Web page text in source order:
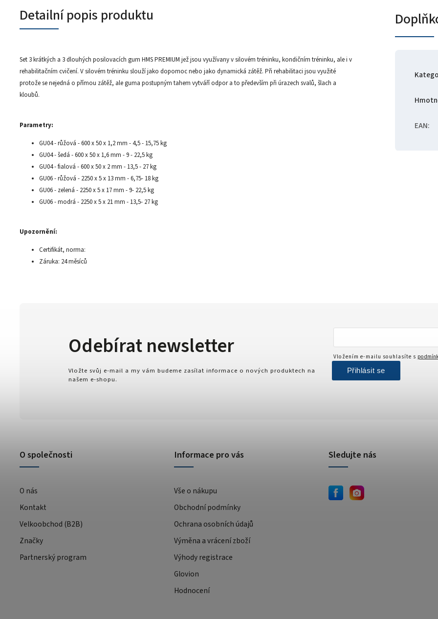
Detailní popis produktu
Set 3 krátkých a 3 dlouhých posilovacích gum HMS PREMIUM jež jsou využívany v silovém tréninku, kondičním tréninku, ale i v
rehabilitačním cvičení. V silovém tréninku slouží jako dopomoc nebo jako dynamická zátěž. Při rehabilitaci jsou využité
protože se nejedná o přímou zátěž, ale guma postupným tahem vytváří odpor a to především při úrazech svalů, šlach a
kloubů.
Parametry:
GU04 - růžová - 600 x 50 x 1,2 mm - 4,5 - 15,75 kg
GU04 - šedá - 600 x 50 x 1,6 mm - 9 - 22,5 kg
GU04 - fialová - 600 x 50 x 2 mm - 13,5 - 27 kg
GU06 - růžová - 2250 x 5 x 13 mm - 6,75- 18 kg
GU06 - zelená - 2250 x 5 x 17 mm - 9- 22,5 kg
GU06 - modrá - 2250 x 5 x 21 mm - 13,5- 27 kg
Upozornění:
Certifikát, norma:
Záruka: 24 měsíců
EAN:
O společnosti
O nás
Kontakt
Velkoobchod (B2B)
Značky
Partnerský program
Informace pro vás
Vše o nákupu
Obchodní podmínky
Ochrana osobních údajů
Výměna a vrácení zboží
Výhody registrace
Glovion
Hodnocení
Odebírat newsletter
Vložte svůj e-mail a my vám budeme zasílat informace o nových produktech na
našem e-shopu.
Vložením e-mailu souhlasíte s
Přihlásit se
Sledujte nás